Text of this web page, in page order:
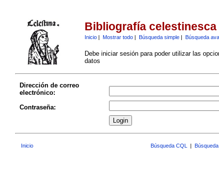
Bibliografía celestinesca
Inicio| Mostrar todo| Búsqueda simple| Búsqueda
Debe iniciar sesión para poder utilizar las
datos
Dirección de correo
electrónico:
Contraseña:
Inicio Búsqueda CQL |